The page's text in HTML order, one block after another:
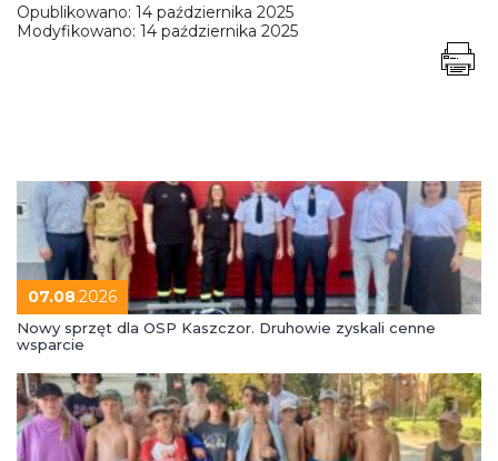
Opublikowano: 14 października 2025
Modyfikowano: 14 października 2025
07.08.2026
Nowy sprzęt dla OSP Kaszczor. Druhowie zyskali cenne
wsparcie